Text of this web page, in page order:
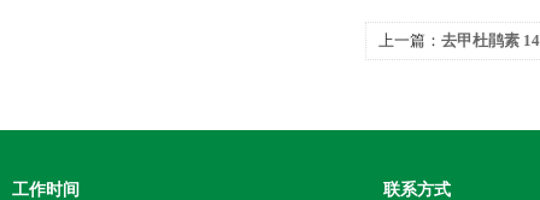
上一篇： 去甲杜鹃素
工作时间 联系方式